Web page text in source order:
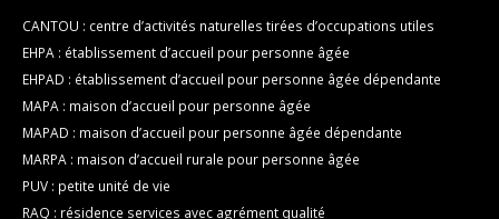
CANTOU : centre d’activités naturelles tirées d’occupations utiles
EHPA : établissement d’accueil pour personne âgée
EHPAD : établissement d’accueil pour personne âgée dépendante
MAPA : maison d’accueil pour personne âgée
MAPAD : maison d’accueil pour personne âgée dépendante
MARPA : maison d’accueil rurale pour personne âgée
PUV : petite unité de vie
RAQ : résidence services avec agrément qualité